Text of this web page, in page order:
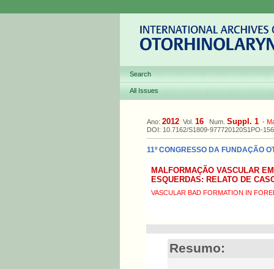
Search
All Issues
Ano: 2012 Vol. 16 Num. Suppl. 1 -
DOI: 10.7162/S1809-977720120S1PO-156
11º CONGRESSO DA FUNDAÇÃO
MALFORMAÇÃO VASCULAR
ESQUERDAS: RELATO DE
VASCULAR BAD FORMATION IN
Resumo: